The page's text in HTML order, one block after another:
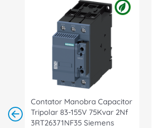
Contator Manobra Capacitor
Tripolar 83-155V 75Kvar 2Nf
3RT26371NF35 Siemens